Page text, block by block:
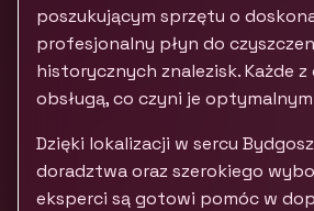
poszukującym sprzętu o
profesjonalny płyn do
historycznych znalezisk. Każde
obsługą, co czyni je
Dzięki lokalizacji w sercu
doradztwa oraz szerokiego
eksperci są gotowi pomóc w